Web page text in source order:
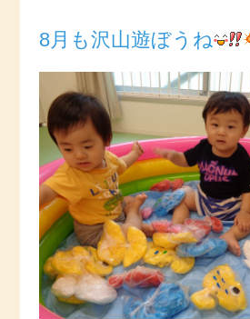
8月も沢山遊ぼうね